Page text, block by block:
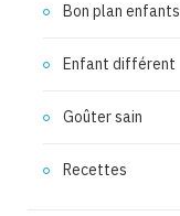
Bon plan enfants
Enfant différent
Goûter sain
Recettes